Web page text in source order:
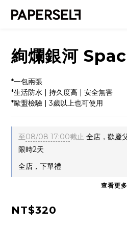
絢爛銀河
*一包兩張
*生活防水 | 持久度高 | 安全無害
*歐盟檢驗 | 3歲以上也可使用
至08/08 17:00截止 全店，歡慶
限時2天
全店，下單禮
查看更多
NT$320